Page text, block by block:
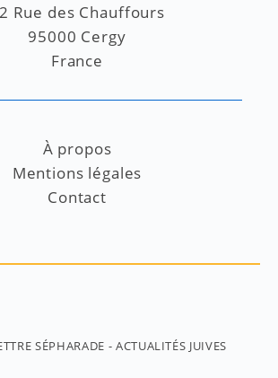
Rue des Chauffours
95000 Cergy
France
À propos
Mentions légales
Contact
SÉPHARADE - ACTUALITÉS JUIVES